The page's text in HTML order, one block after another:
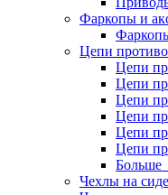
Фаркопы и
Цепи
Цепи
Цепи
Цепи
Цепи
Цепи
Цепи
Больше
Чехлы на